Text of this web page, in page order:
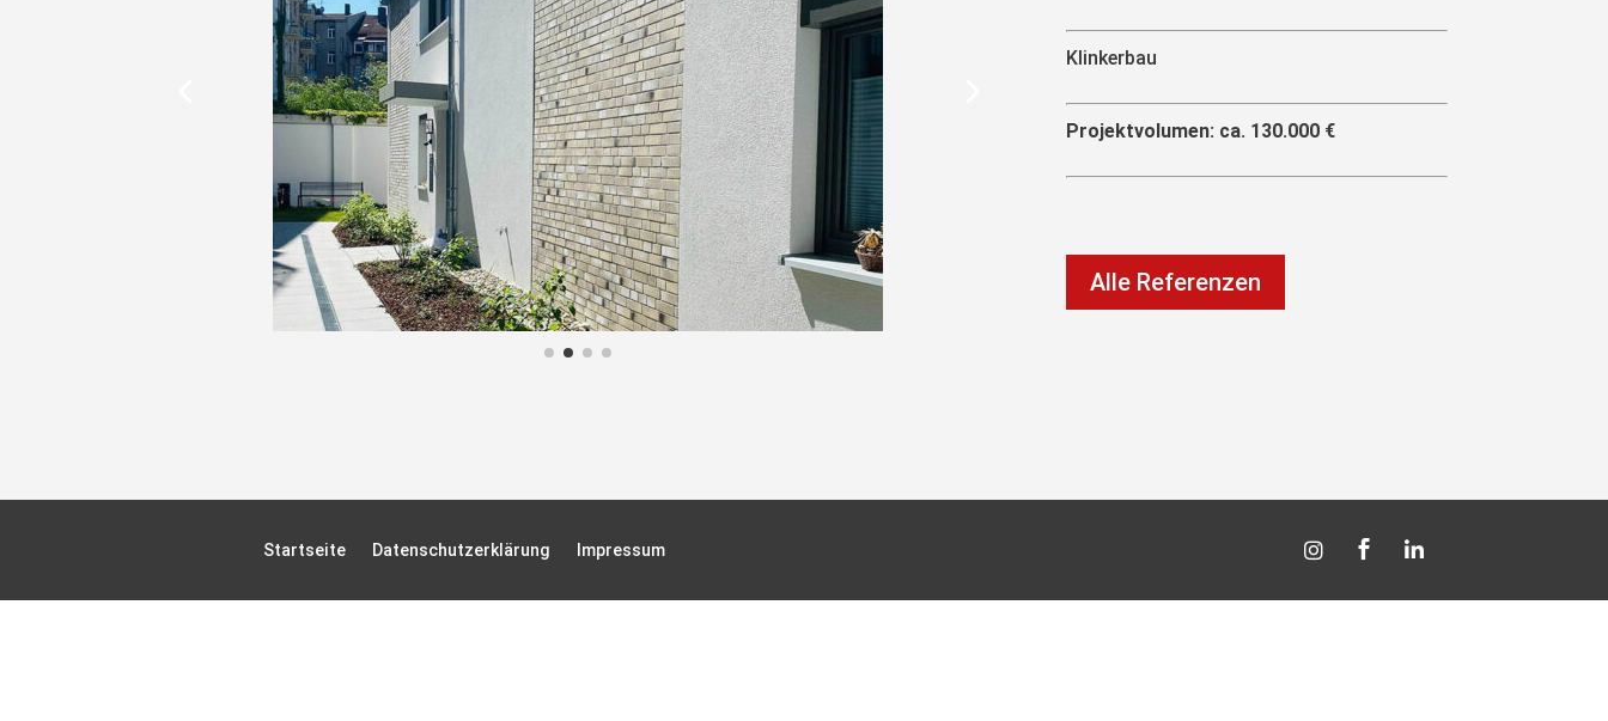
Klinkerbau
Projektvolumen: ca. 130.000 €
Alle Referenzen
Startseite Datenschutzerklärung Impressum   